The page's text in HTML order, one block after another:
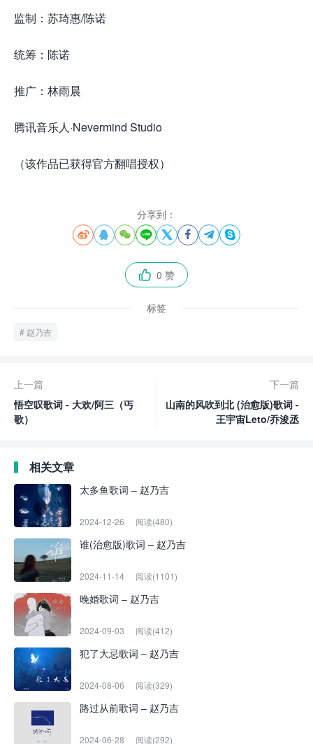
监制：苏琦惠/陈诺
统筹：陈诺
推广：林雨晨
腾讯音乐人·Nevermind Studio
（该作品已获得官方翻唱授权）
分享到：
       
 0 赞
标签
赵乃吉
上一篇
悟空叹歌词 - 大欢/阿三（丐
歌）
下一篇
山南的风吹到北 (治愈版)歌词 -
王宇宙Leto/乔浚丞
相关文章
太多鱼歌词 – 赵乃吉
2024-12-26 阅读(480)
谁(治愈版)歌词 – 赵乃吉
2024-11-14 阅读(1101)
晚婚歌词 – 赵乃吉
2024-09-03 阅读(412)
犯了大忌歌词 – 赵乃吉
2024-08-06 阅读(329)
路过从前歌词 – 赵乃吉
2024-06-28 阅读(292)